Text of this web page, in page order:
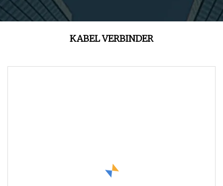
KABEL VERBINDER